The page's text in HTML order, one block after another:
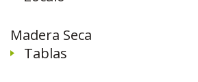
Madera Seca
Tablas